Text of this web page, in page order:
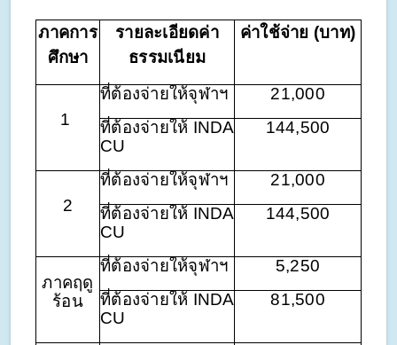
ภาคการ
ศึกษา
รายละเอียดค่า
ธรรมเนียม
ค่าใช้จ่าย (บาท)
1
ที่ต้องจ่ายให้จุฬาฯ
21,000
ที่ต้องจ่ายให้ INDA
CU
144,500
2
ที่ต้องจ่ายให้จุฬาฯ
21,000
ที่ต้องจ่ายให้ INDA
CU
144,500
ภาคฤดู
ร้อน
ที่ต้องจ่ายให้จุฬาฯ
5,250
ที่ต้องจ่ายให้ INDA
CU
81,500